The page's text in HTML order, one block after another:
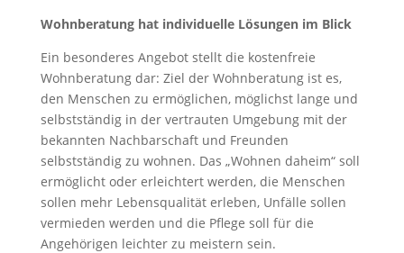
Wohnberatung hat individuelle Lösungen im Blick
Ein besonderes Angebot stellt die kostenfreie
Wohnberatung dar: Ziel der Wohnberatung ist es,
den Menschen zu ermöglichen, möglichst lange und
selbstständig in der vertrauten Umgebung mit der
bekannten Nachbarschaft und Freunden
selbstständig zu wohnen. Das „Wohnen daheim“ soll
ermöglicht oder erleichtert werden, die Menschen
sollen mehr Lebensqualität erleben, Unfälle sollen
vermieden werden und die Pflege soll für die
Angehörigen leichter zu meistern sein.